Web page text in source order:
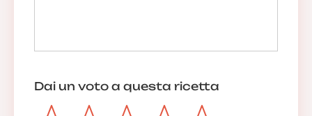
Dai un voto a questa ricetta